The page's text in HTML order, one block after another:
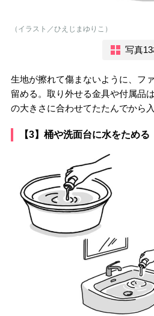
（イラスト／ひえじまゆりこ）
写真
生地が擦れて傷まないように、フ
留める。取り外せる金具や付属品
の大きさに合わせてたたんでから入
【3】桶や洗面台に水をためる